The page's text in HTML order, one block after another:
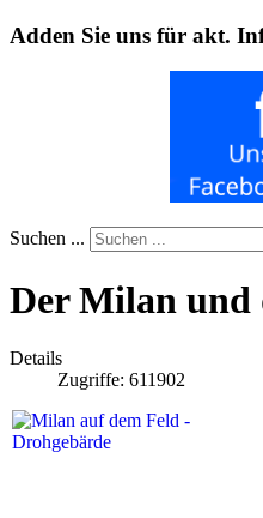
Adden Sie uns für akt.
Suchen ...
Der Milan und
Details
Zugriffe: 611902